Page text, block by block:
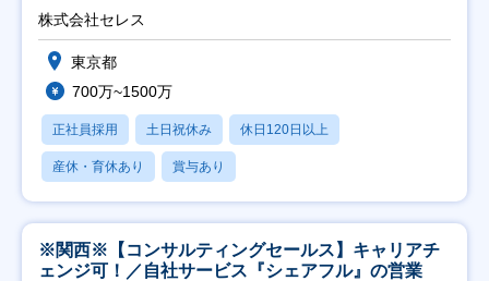
株式会社セレス
東京都
700万~1500万
正社員採用 土日祝休み 休日120日以上
産休・育休あり 賞与あり
※関西※【コンサルティングセールス】キャリアチ
ェンジ可！／自社サービス『シェアフル』の営業